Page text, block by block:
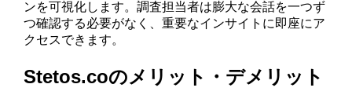
ンを可視化します。調査担当者は膨大な会話を一つず
つ確認する必要がなく、重要なインサイトに即座にア
クセスできます。
Stetos.coのメリット・デメリット